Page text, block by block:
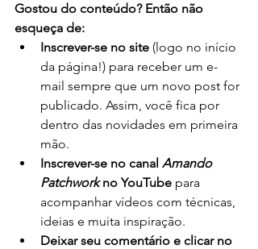
Gostou do conteúdo? Então não
esqueça de:
Inscrever-se no site (logo no início
da página!) para receber um e-
mail sempre que um novo post for
publicado. Assim, você fica por
dentro das novidades em primeira
mão.
Inscrever-se no canal Amando
Patchwork no YouTube para
acompanhar vídeos com técnicas,
ideias e muita inspiração.
Deixar seu comentário e clicar no